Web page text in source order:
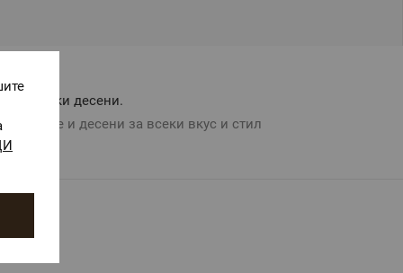
Авторски десени.
Цветове и десени за всеки вкус и стил